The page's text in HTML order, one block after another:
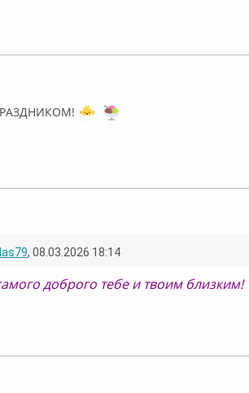
, 08.03.2026 18:14
доброго тебе и твоим близким!